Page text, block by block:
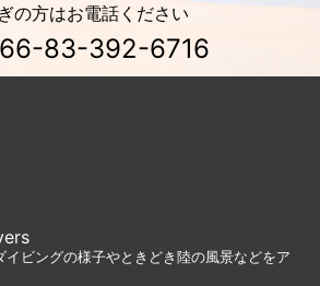
の方はお電話ください
83-392-6716
イビングの様子やときどき陸の風景などをア